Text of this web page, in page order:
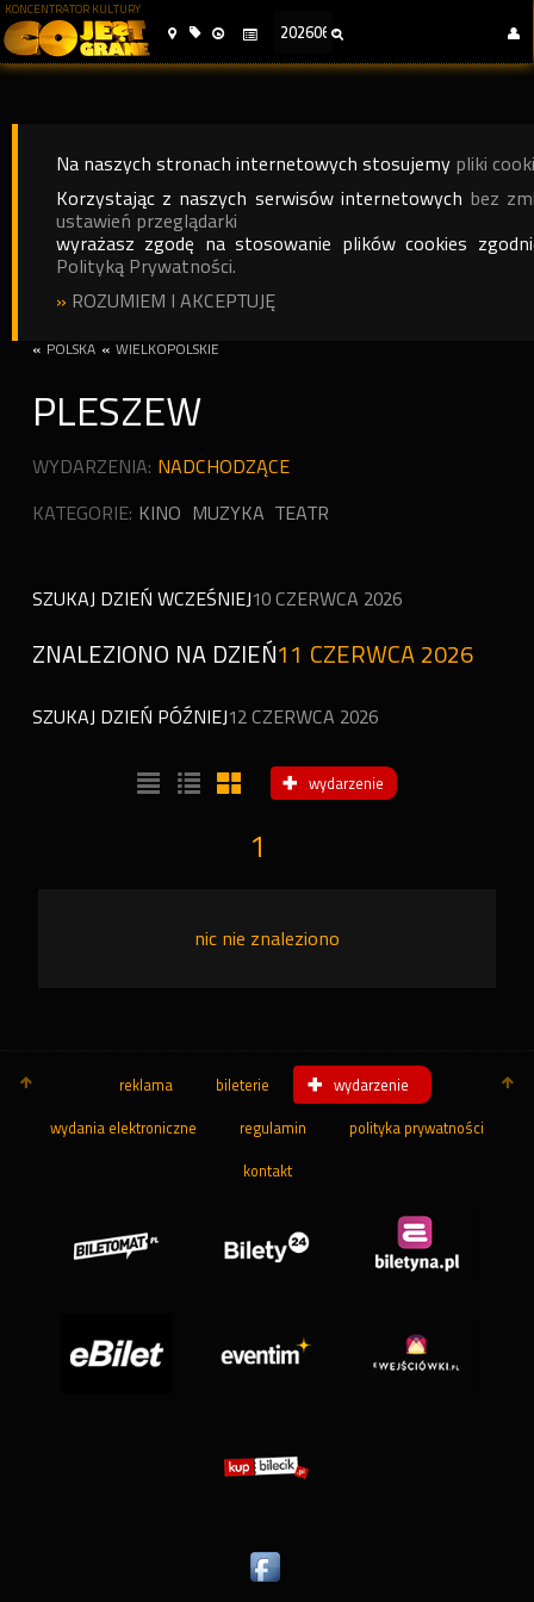
KONCENTRATOR KULTURY
Na naszych stronach internetowych stosujemy pliki
Korzystając z naszych serwisów internetowych bez
ustawień przeglądarki
wyrażasz zgodę na stosowanie plików cookies
Polityką Prywatności.
» ROZUMIEM I AKCEPTUJĘ
« POLSKA « WIELKOPOLSKIE
PLESZEW
WYDARZENIA: NADCHODZĄCE
KATEGORIE: KINO MUZYKA TEATR
SZUKAJ DZIEŃ WCZEŚNIEJ10 CZERWCA 2026
ZNALEZIONO NA DZIEŃ11 CZERWCA 2026
SZUKAJ DZIEŃ PÓŹNIEJ12 CZERWCA 2026
wydarzenie
1
nic nie znaleziono
reklama bileterie wydarzenie
wydania elektroniczne regulamin polityka prywatności
kontakt